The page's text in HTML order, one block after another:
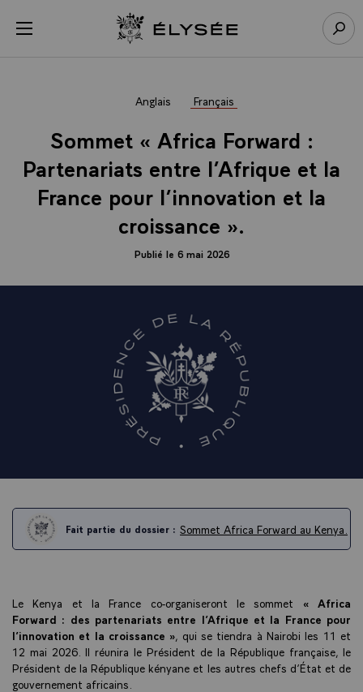
menu Retour à l’accueil Élysée
Anglais Français
Sommet « Africa Forward :
Partenariats entre l’Afrique et la
France pour l’innovation et la
croissance ».
Publié le 6 mai 2026
Fait partie du dossier : Sommet Africa Forward au Kenya.
Le Kenya et la France co-organiseront le sommet « Africa
Forward : des partenariats entre l’Afrique et la France pour
l’innovation et la croissance » , qui se tiendra à Nairobi les 11 et
12 mai 2026. Il réunira le Président de la République française, le
Président de la République kényane et les autres chefs d’État et de
gouvernement africains.
Panneau de gestion des cookies